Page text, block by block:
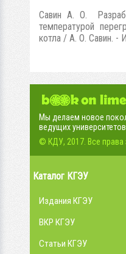
Савин А. О.
температурой
котла / А. О. Савин. -
Мы делаем новое
ведущих
© КДУ, 2017. Все
Каталог КГЭУ
Издания КГЭУ
ВКР КГЭУ
Статьи КГЭУ